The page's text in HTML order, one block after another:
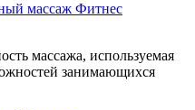
массаж Фитнес
массажа, используемая
занимающихся